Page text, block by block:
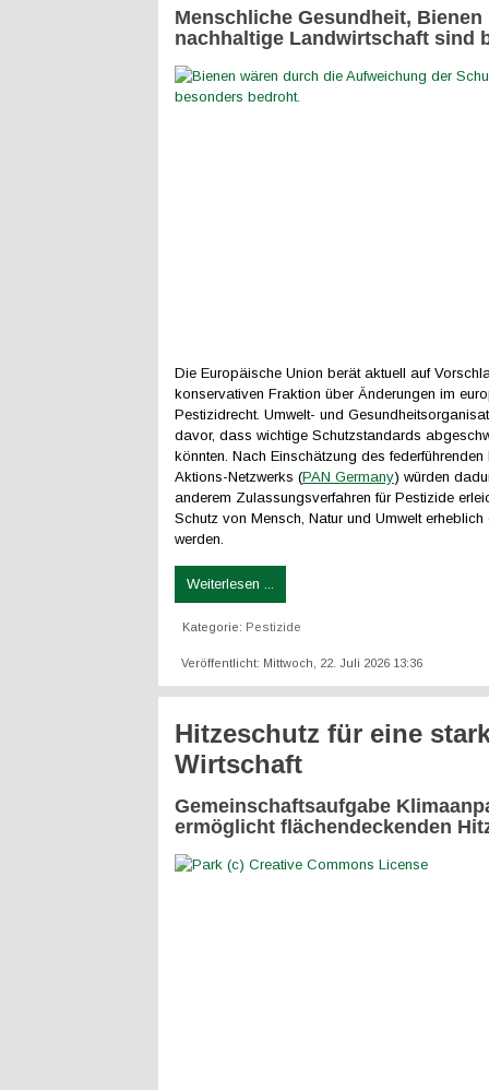
Menschliche Gesundheit, Bienen
nachhaltige Landwirtschaft sind
Die Europäische Union berät aktuell auf
konservativen Fraktion über Änderungen im
Pestizidrecht. Umwelt- und
davor, dass wichtige Schutzstandards
könnten. Nach Einschätzung des federführenden
Aktions-Netzwerks (PAN Germany) würden
anderem Zulassungsverfahren für Pestizide
Schutz von Mensch, Natur und Umwelt erheblich
werden.
Weiterlesen ...
Kategorie: Pestizide
Veröffentlicht: Mittwoch, 22. Juli 2026 13:36
Hitzeschutz für eine
Wirtschaft
Gemeinschaftsaufgabe
ermöglicht flächendeckenden